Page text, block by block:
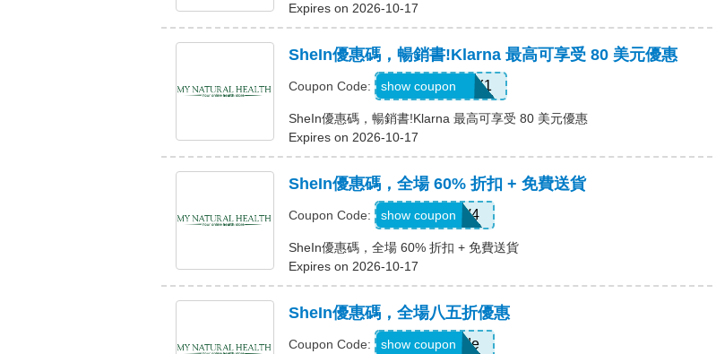
Expires on 2026-10-17
SheIn優惠碼，暢銷書!Klarna 最高可享受 80 美元優惠
Coupon Code: KLARNAJULY1
show coupon
SheIn優惠碼，暢銷書!Klarna 最高可享受 80 美元優惠
Expires on 2026-10-17
SheIn優惠碼，全場 60% 折扣 + 免費送貨
Coupon Code: LS8V4
show coupon
SheIn優惠碼，全場 60% 折扣 + 免費送貨
Expires on 2026-10-17
SheIn優惠碼，全場八五折優惠
Coupon Code: Show Code
show coupon